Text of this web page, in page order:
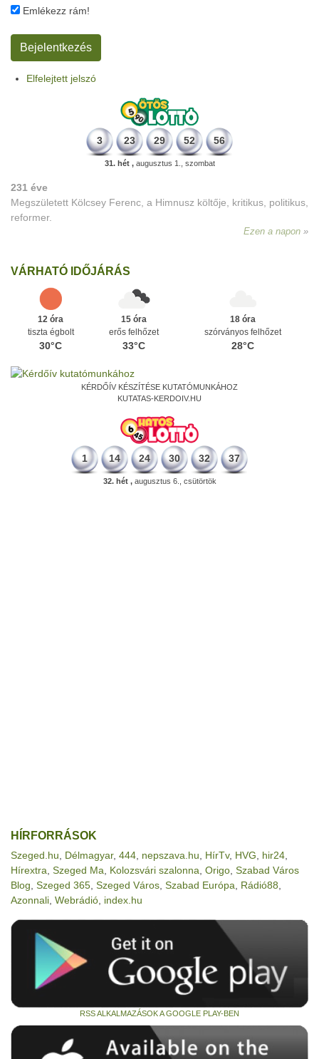
Emlékezz rám!
Elfelejtett jelszó
3 23 29 52 56
31. hét ,augusztus 1., szombat
231 éve
Megszületett Kölcsey Ferenc, a Himnusz költője, kritikus, politikus,
reformer.
Ezen a napon
VÁRHATÓ IDŐJÁRÁS
12 óra
tiszta égbolt
30°C
15 óra
erős felhőzet
33°C
18 óra
szórványos felhőzet
28°C
KÉRDŐÍV KÉSZÍTÉSE KUTATÓMUNKÁHOZ
KUTATAS-KERDOIV.HU
1 14 24 30 32 37
32. hét ,augusztus 6., csütörtök
HÍRFORRÁSOK
Szeged.hu Délmagyar, 444 nepszava.hu HírTv, HVG hir24
Hírextra Szeged Ma Kolozsvári szalonna Origo Szabad Város
Blog Szeged 365 Szeged Város Szabad Európa Rádió88
Azonnali Webrádió index.hu
RSS ALKALMAZÁSOK A GOOGLE PLAY-BEN